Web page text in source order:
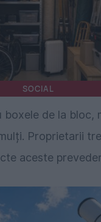
SOCIAL
boxele de la bloc,
Proprietarii
aceste